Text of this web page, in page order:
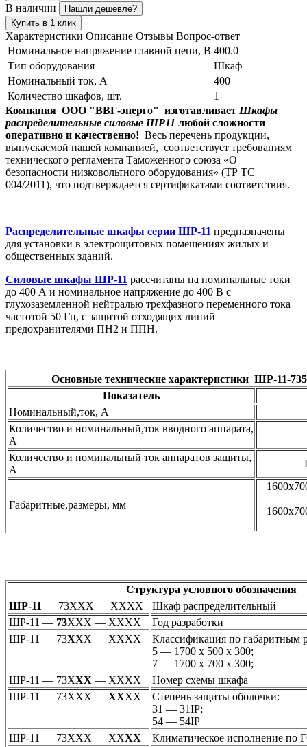
В наличии
Нашли дешевле?
Купить в 1 клик
Характеристики Описание Отзывы Вопрос-ответ
Номинальное напряжение главной цепи, В 400.0
Тип оборудования
Шкаф
Номинальный ток, А
400
Количество шкафов, шт.
1
Компания ООО "ВВГ-энерго" изготавливает Шкафы
распределительные силовые ШР11 любой сложности
оперативно и качественно! Весь перечень продукции,
выпускаемой нашей компанией, соответствует требованиям
технического регламента Таможенного союза «О
безопасности низковольтного оборудования» (ТР ТС
004/2011), что подтверждается сертификатами соответствия.
Распределительные шкафы серии ШР-11 предназначены
для установки в электрощитовых помещениях жилых и
общественных зданий.
Силовые шкафы ШР-11 рассчитаны на номинальные токи
до 400 А и номинальное напряжение до 400 В с
глухозаземленной нейтралью трехфазного переменного тока
частотой 50 Гц, с защитой отходящих линий
предохранителями ПН2 и ППН.
Основные технические характеристики ШР-11-
Показатель
Номинальный,ток, А
Количество и номинальный,ток вводного аппарата,
А
Количество и номинальный ток аппаратов защиты,
А
Габаритные,размеры, мм
Структура условного обозначения
ШР-11 — 73ХХХ — ХХХХ
Шкаф распределительный
ШР-11 — 73ХХХ — ХХХХ
Год разработки
ШР-11 — 73ХХХ — ХХХХ
Классификация по габаритным
5 — 1700 х 500 х 300;
7 — 1700 х 700 х 300;
ШР-11 — 73ХХХ — ХХХХ
Номер схемы шкафа
ШР-11 — 73ХХХ — ХХХХ
Степень защиты оболочки:
31 — 31IP;
54 — 54IP
ШР-11 — 73ХХХ — ХХХХ Климатическое исполнение по